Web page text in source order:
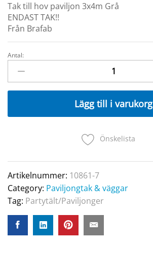
Tak till hov paviljon 3x4m Grå
ENDAST TAK!!
Från Brafab
HOV
Tak
3x4m
Antal:
Lägg till i varukorg
Önskelista
Artikelnummer: 10861-7
Category: Paviljongtak & väggar
Tag: Partytält/Paviljonger